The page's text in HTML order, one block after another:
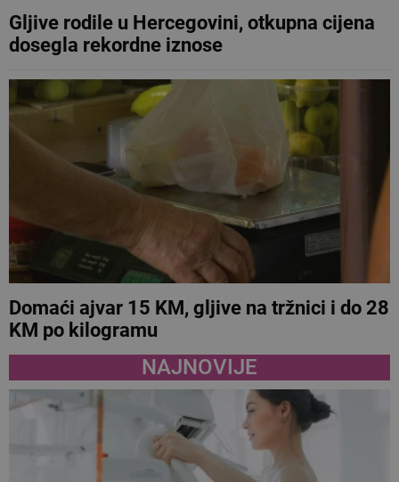
Gljive rodile u Hercegovini, otkupna cijena
dosegla rekordne iznose
Domaći ajvar 15 KM, gljive na tržnici i do 28
KM po kilogramu
NAJNOVIJE